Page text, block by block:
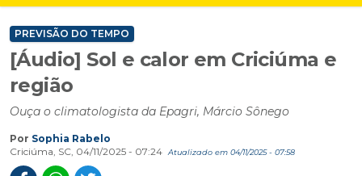
PREVISÃO DO TEMPO
[Áudio] Sol e calor em Criciúma e
região
Ouça o climatologista da Epagri, Márcio Sônego
Por Sophia Rabelo
Criciúma, SC, 04/11/2025 - 07:24
Atualizado em 04/11/2025 - 07:58